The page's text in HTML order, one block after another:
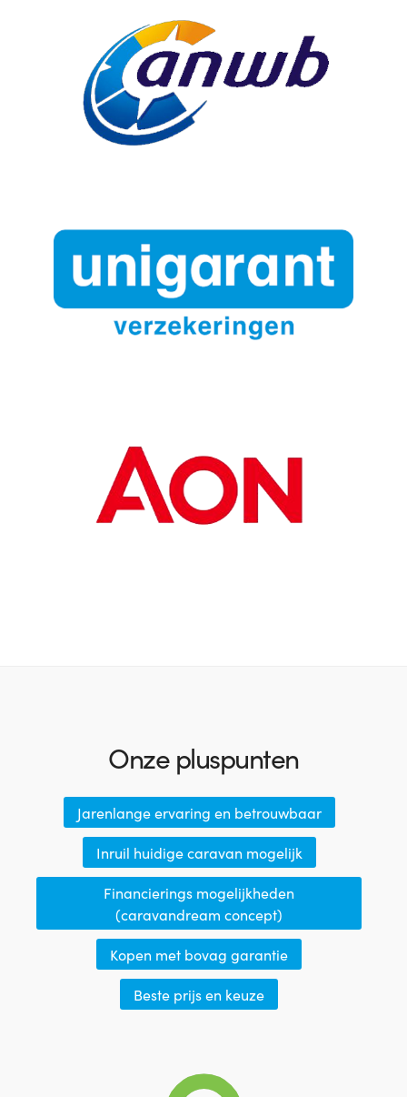
Onze pluspunten
Jarenlange ervaring en betrouwbaar
Inruil huidige caravan mogelijk
Financierings mogelijkheden
(caravandream concept)
Kopen met bovag garantie
Beste prijs en keuze